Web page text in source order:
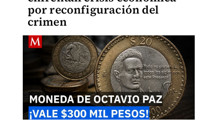
por reconfiguración del
crimen